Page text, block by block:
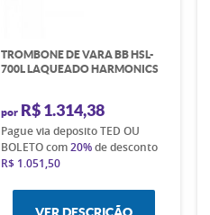
TROMBONE DE VARA BB HSL-
700L LAQUEADO HARMONICS
por R$ 1.314,38
Pague via deposito TED OU
BOLETO com20%de desconto
R$ 1.051,50